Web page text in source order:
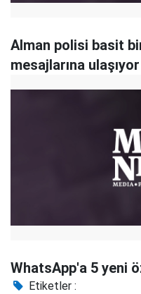
Alman polisi basit
mesajlarına ulaşıyor
WhatsApp'a 5 yeni
Etiketler :